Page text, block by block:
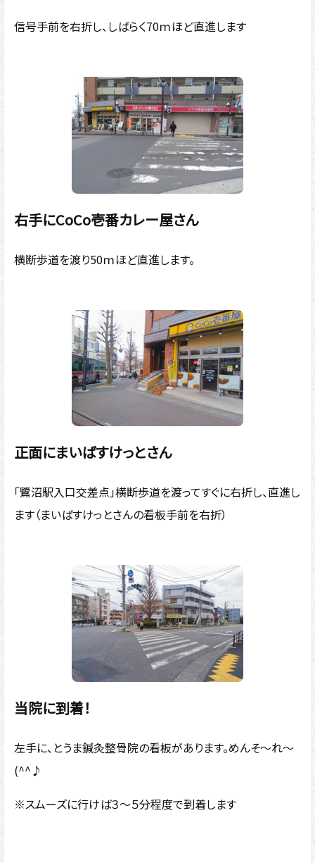
信号手前を右折し、しばらく70ｍほど直進します
右手にCoCo壱番カレー屋さん
横断歩道を渡り50ｍほど直進します。
正面にまいばすけっとさん
「鷺沼駅入口交差点」横断歩道を渡ってすぐに右折し、直進し
ます（まいばすけっとさんの看板手前を右折）
当院に到着！
左手に、とうま鍼灸整骨院の看板があります。めんそ～れ～
(^^♪
※スムーズに行けば３～５分程度で到着します